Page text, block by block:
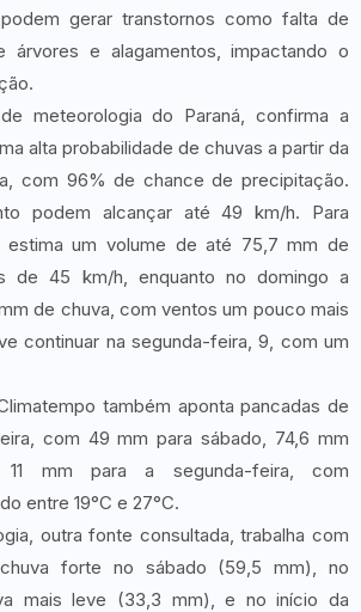
gerar transtornos como falta de
árvores e alagamentos, impactando o
meteorologia do Paraná, confirma a
alta probabilidade de chuvas a partir da
com 96% de chance de precipitação.
podem alcançar até 49 km/h. Para
estima um volume de até 75,7 mm de
de 45 km/h, enquanto no domingo a
de chuva, com ventos um pouco mais
continuar na segunda-feira, 9, com um
também aponta pancadas de
com 49 mm para sábado, 74,6 mm
mm para a segunda-feira, com
entre 19°C e 27°C.
outra fonte consultada, trabalha com
forte no sábado (59,5 mm), no
mais leve (33,3 mm), e no início da